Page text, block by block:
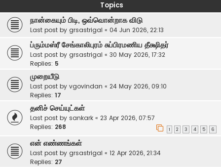
Topics
நான்கையும் பிடி, ஒவ்வொன்றாக விடு
Last post by grsastrigal « 04 Jun 2026, 22:13
ப்ரும்மஸ்ரீ சேங்காலிபுரம் சுப்பிரமணிய தீக்ஷிதர்
Last post by grsastrigal « 30 May 2026, 17:32
Replies: 5
முறையீடு
Last post by vgovindan « 24 May 2026, 09:10
Replies: 17
தனிச் செய்யுட்கள்
Last post by sankark « 23 Apr 2026, 07:57
Replies: 268 1 2 3 4 5 6
என் எண்ணங்கள்
Last post by grsastrigal « 12 Apr 2026, 21:34
Replies: 27